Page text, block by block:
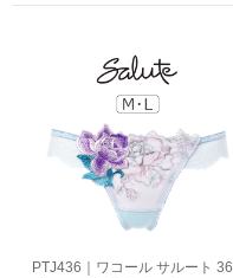
PTJ436｜ワコール サルート 36